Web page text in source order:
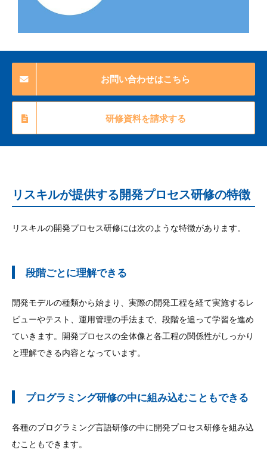
お問い合わせはこちら
研修資料を請求する
リスキルが提供する開発プロセス研修の特徴
リスキルの開発プロセス研修には次のような特徴があります。
段階ごとに理解できる
開発モデルの種類から始まり、実際の開発工程を経て実施するレ
ビューやテスト、運用管理の手法まで、段階を追って学習を進め
ていきます。開発プロセスの全体像と各工程の関係性がしっかり
と理解できる内容となっています。
プログラミング研修の中に組み込むこともできる
各種のプログラミング言語研修の中に開発プロセス研修を組み込
むこともできます。